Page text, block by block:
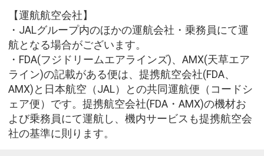
【運航航空会社】
・JALグループ内のほかの運航会社・乗務員にて運
航となる場合がございます。
・FDA(フジドリームエアラインズ)、AMX(天草エア
ライン)の記載がある便は、提携航空会社(FDA、
AMX)と日本航空（JAL）との共同運航便（コードシ
ェア便）です。提携航空会社(FDA・AMX)の機材お
よび乗務員にて運航し、機内サービスも提携航空会
社の基準に則ります。